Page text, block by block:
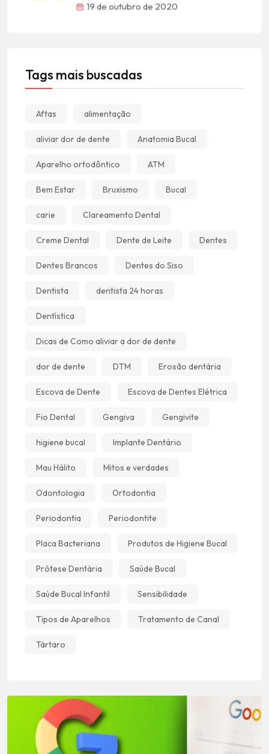
19 de outubro de 2020
Tags mais buscadas
Aftas alimentação
aliviar dor de dente Anatomia Bucal
Aparelho ortodôntico ATM
Bem Estar Bruxismo Bucal
carie Clareamento Dental
Creme Dental Dente de Leite Dentes
Dentes Brancos Dentes do Siso
Dentista dentista 24 horas
Dentística
Dicas de Como aliviar a dor de dente
dor de dente DTM Erosão dentária
Escova de Dente Escova de Dentes Elétrica
Fio Dental Gengiva Gengivite
higiene bucal Implante Dentário
Mau Hálito Mitos e verdades
Odontologia Ortodontia
Periodontia Periodontite
Placa Bacteriana Produtos de Higiene Bucal
Prótese Dentária Saúde Bucal
Saúde Bucal Infantil Sensibilidade
Tipos de Aparelhos Tratamento de Canal
Tártaro